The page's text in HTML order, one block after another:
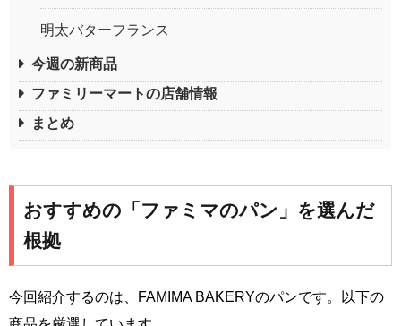
明太バターフランス
今週の新商品
ファミリーマートの店舗情報
まとめ
おすすめの「ファミマのパン」を選んだ
根拠
今回紹介するのは、FAMIMA BAKERYのパンです。以下の